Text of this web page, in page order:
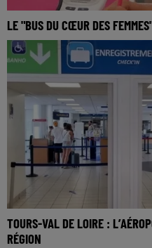
LE "BUS DU CŒUR DES
TOURS-VAL DE LOIRE :
RÉGION